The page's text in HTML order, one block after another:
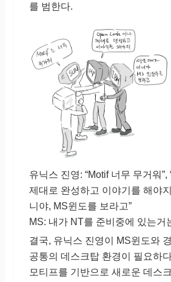
를 범한다.
유닉스 진영: “Motif 너무 무거워
제대로 완성하고 이야기를 해야
니야, MS윈도를 보라고”
MS: 내가 NT를 준비중에 있는거
결국, 유닉스 진영이 MS윈도와
공통의 데스크탑 환경이 필요하
모티프를 기반으로 새로운 데스